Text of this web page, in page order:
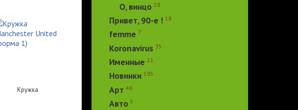
Кружка
О, винцо 28
Привет, 90-е ! 18
femme 7
Koronavirus 35
Именные 21
Новинки 195
Арт 46
Авто 5